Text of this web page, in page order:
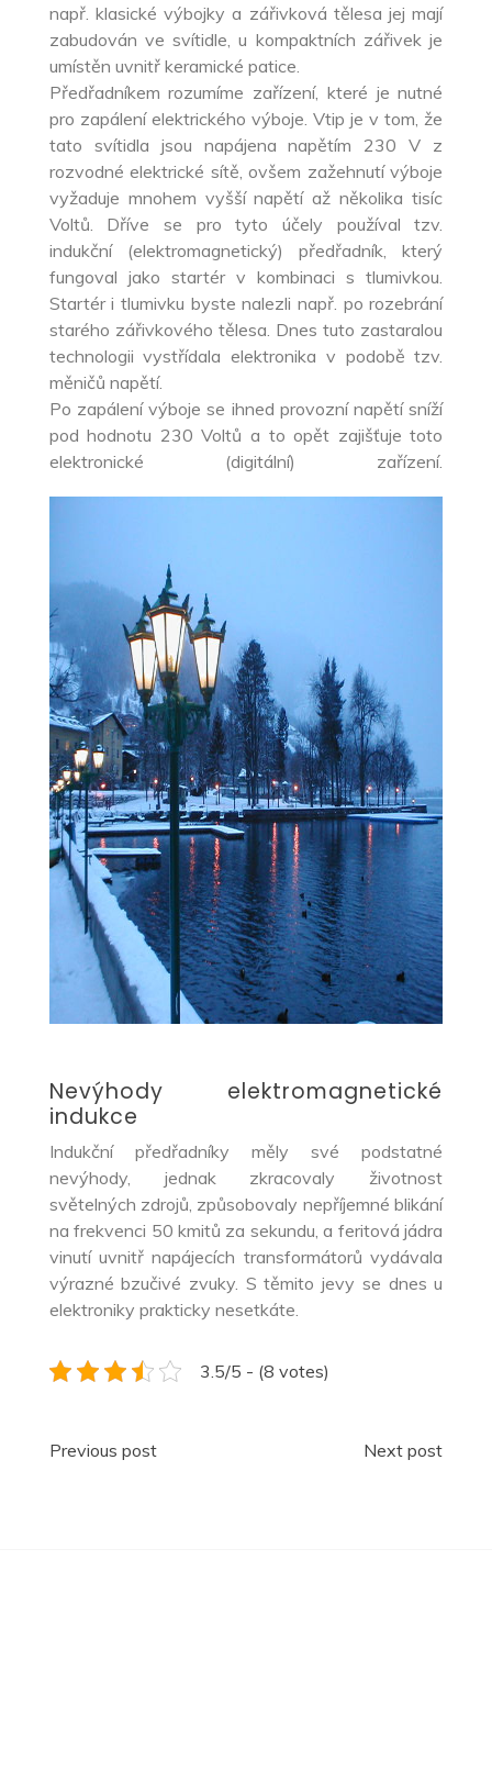
např. klasické výbojky a zářivková tělesa jej mají
zabudován ve svítidle, u kompaktních zářivek je
umístěn uvnitř keramické patice.
Předřadníkem rozumíme zařízení, které je nutné
pro zapálení elektrického výboje. Vtip je v tom, že
tato svítidla jsou napájena napětím 230 V z
rozvodné elektrické sítě, ovšem zažehnutí výboje
vyžaduje mnohem vyšší napětí až několika tisíc
Voltů. Dříve se pro tyto účely používal tzv.
indukční (elektromagnetický) předřadník, který
fungoval jako startér v kombinaci s tlumivkou.
Startér i tlumivku byste nalezli např. po rozebrání
starého zářivkového tělesa. Dnes tuto zastaralou
technologii vystřídala elektronika v podobě tzv.
měničů napětí.
Po zapálení výboje se ihned provozní napětí sníží
pod hodnotu 230 Voltů a to opět zajišťuje toto
elektronické (digitální) zařízení.
Nevýhody elektromagnetické
indukce
Indukční předřadníky měly své podstatné
nevýhody, jednak zkracovaly životnost
světelných zdrojů, způsobovaly nepříjemné blikání
na frekvenci 50 kmitů za sekundu, a feritová jádra
vinutí uvnitř napájecích transformátorů vydávala
výrazné bzučivé zvuky. S těmito jevy se dnes u
elektroniky prakticky nesetkáte.
3.5/5 - (8 votes)
Navigace
Previous post Next post